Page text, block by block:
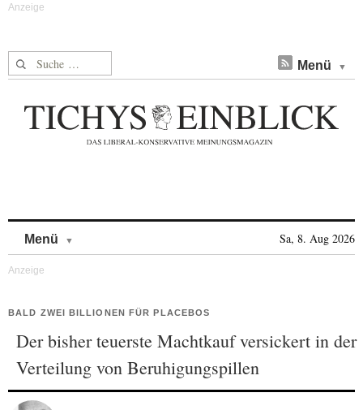
Suche nach: Menü
Menü Sa, 8. Aug 2026
BALD ZWEI BILLIONEN FÜR PLACEBOS
Der bisher teuerste Machtkauf versickert in der
Verteilung von Beruhigungspillen